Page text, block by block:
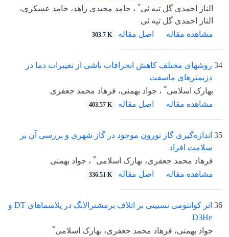
الناز احمدی گل تپه ئی* ، حامد مجیدی زاهد، حامد عسکری،
الناز احمدی گل تپه ئی
مشاهده مقاله
اصل مقاله 303.7 K
34 روشهای مختلف کاهش انحرافات ناشی از تغییرات دما در
دزیمترهای ماسفت
بهارک اسلامی* ، جواد بهمنی، فرهاد محمد جعفری
مشاهده مقاله
اصل مقاله 403.57 K
35 اندازه‌گیری گاز تورون موجود در گاز شهری و بررسی آن بر
سلامت افراد
فرهاد محمد جعفری، بهارک اسلامی* ، جواد بهمنی
مشاهده مقاله
اصل مقاله 336.51 K
36
اثر کوانتومی نسبیتی بر اتلاف برمشترالانگ در پلاسماهای DT و
D3He
جواد بهمنی، فرهاد محمد جعفری، بهارک اسلامی*